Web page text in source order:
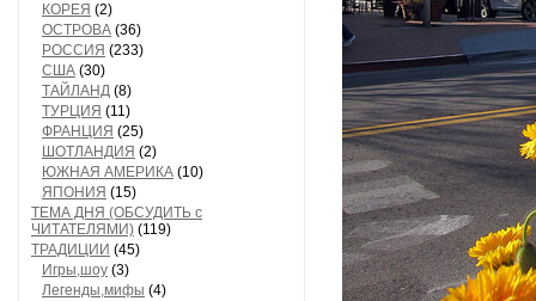
КОРЕЯ (2)
ОСТРОВА (36)
РОССИЯ (233)
США (30)
ТАЙЛАНД (8)
ТУРЦИЯ (11)
ФРАНЦИЯ (25)
ШОТЛАНДИЯ (2)
ЮЖНАЯ АМЕРИКА (10)
ЯПОНИЯ (15)
ТЕМА ДНЯ (ОБСУДИТЬ с
ЧИТАТЕЛЯМИ) (119)
ТРАДИЦИИ (45)
Игры,шоу (3)
Легенды,мифы (4)